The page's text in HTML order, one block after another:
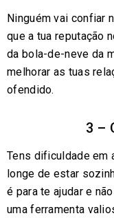
Ninguém vai confiar
que a tua reputação
da bola-de-neve da
melhorar as tuas
ofendido.
3 –
Tens dificuldade em
longe de estar
é para te ajudar e
uma ferramenta